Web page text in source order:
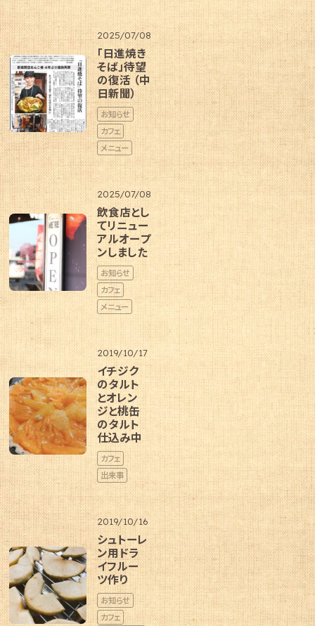
2025/07/08
「日進焼き
そば」待望
の復活 （中
日新聞）
お知らせ
カフェ
メニュー
2025/07/08
飲食店とし
てリニュー
アルオープ
ンしました
お知らせ
カフェ
メニュー
2019/10/17
イチジク
のタルト
とオレン
ジと桃缶
のタルト
仕込み中
カフェ
出来事
2019/10/16
シュトーレ
ン用ドラ
イフルー
ツ作り
お知らせ
カフェ